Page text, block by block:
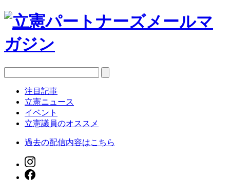
注目記事
立憲ニュース
イベント
立憲議員のオススメ
過去の配信内容はこちら